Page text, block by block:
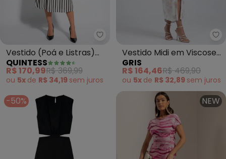
Quintess - Vestido (Poá e
Vestido (Poá e Listras)
em Viscose Plana
QUINTESS
R$ 170,99R$ 369,99
ou 5x de R$ 34,19 sem juros
Vestido Midi em Viscose
(Azul Claro)
GRIS
R$ 164,46R$ 469,90
ou 5x de R$ 32,89 sem juros
-50% NEW